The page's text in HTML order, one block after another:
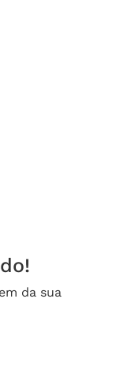
da sua